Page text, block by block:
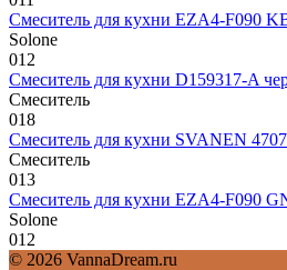
Смеситель для кухни EZA4-F090
Solone
012
Смеситель для кухни D159317-A
Смеситель
018
Смеситель для кухни SVANEN
Смеситель
013
Смеситель для кухни EZA4-F090
Solone
012
© 2026 VannaDream.ru